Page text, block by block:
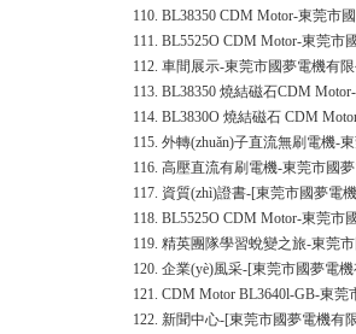
110. BL38350 CDM Motor-東莞市
111. BL5525O CDM Motor-東莞市
112. 車間展示-東莞市國夢電機有限
113. BL38350 燒結磁石CDM
114. BL3830O 燒結磁石 CDM
115. 外轉(zhuǎn)子直流無刷電機-
116. 高壓直流有刷電機-東莞市國
117. 資質(zhì)證書-[東莞市國夢電
118. BL5525O CDM Motor-東莞市
119. 精英團隊學習蛻變之旅-東莞
120. 企業(yè)風采-[東莞市國夢電
121. CDM Motor BL3640l-GB-東莞
122. 新聞中心-[東莞市國夢電機有